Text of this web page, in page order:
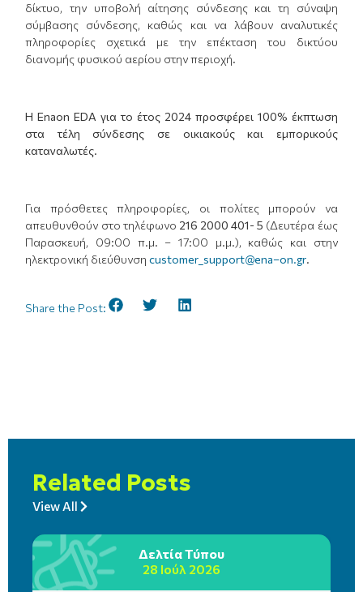
δίκτυο, την υποβολή αίτησης σύνδεσης και τη σύναψη
σύμβασης σύνδεσης, καθώς και να λάβουν αναλυτικές
πληροφορίες σχετικά με την επέκταση του δικτύου
διανομής φυσικού αερίου στην περιοχή.
ΗEnaon EDA για το έτος 2024 προσφέρει 100% έκπτωση
στα τέλη σύνδεσης σε οικιακούς και εμπορικούς
καταναλωτές.
Για πρόσθετες πληροφορίες, οι πολίτες μπορούν να
απευθυνθούν στο τηλέφωνο 216 2000 401- 5 (Δευτέρα έως
Παρασκευή, 09:00 π.μ. – 17:00 μ.μ.), καθώς και στην
ηλεκτρονική διεύθυνσηcustomer_support@ena–on.gr.
Share the Post:
Related Posts
View All
Δελτία Τύπου
28 Ιούλ 2026